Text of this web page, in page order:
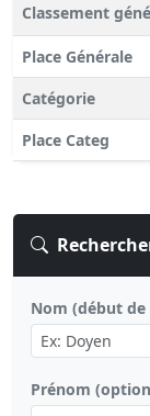
Classement
Place Générale
Catégorie
Place Categ
Nom (début
Prénom